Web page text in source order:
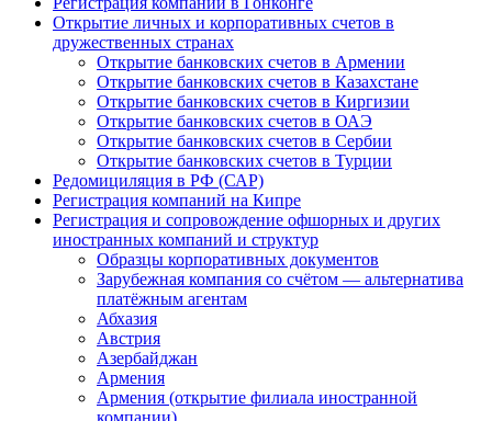
Открытие личных и корпоративных счетов в
дружественных странах
Открытие банковских счетов в Армении
Открытие банковских счетов в Казахстане
Открытие банковских счетов в Киргизии
Открытие банковских счетов в ОАЭ
Открытие банковских счетов в Сербии
Открытие банковских счетов в Турции
Редомициляция в РФ (САР)
Регистрация компаний на Кипре
Регистрация и сопровождение офшорных и других
иностранных компаний и структур
Образцы корпоративных документов
Зарубежная компания со счётом — альтернатива
платёжным агентам
Абхазия
Австрия
Азербайджан
Армения
Армения (открытие филиала иностранной
компании)